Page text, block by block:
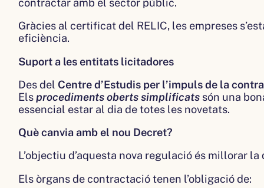
contractar amb el sector públic.
Gràcies al certificat del RELIC, les empreses
eficiència.
Suport a les entitats licitadores
Des del Centre d’Estudis per l’impuls de la
Elsprocediments oberts simplificatssón una
essencial estar al dia de totes les novetats.
Què canvia amb el nou Decret?
L’objectiu d’aquesta nova regulació és millorar
Els òrgans de contractació tenen l’obligació de: